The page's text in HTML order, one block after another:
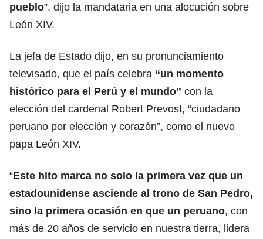
pueblo”, dijo la mandataria en una alocución sobre
León XIV.
La jefa de Estado dijo, en su pronunciamiento
televisado, que el país celebra “un momento
histórico para el Perú y el mundo” con la
elección del cardenal Robert Prevost, “ciudadano
peruano por elección y corazón”, como el nuevo
papa León XIV.
“Este hito marca no solo la primera vez que un
estadounidense asciende al trono de San Pedro,
sino la primera ocasión en que un peruano, con
más de 20 años de servicio en nuestra tierra, lidera